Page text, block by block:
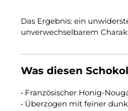
Das Ergebnis: ein
unverwechselbarem
Was diesen
• Französischer Honig-
• Überzogen mit feiner